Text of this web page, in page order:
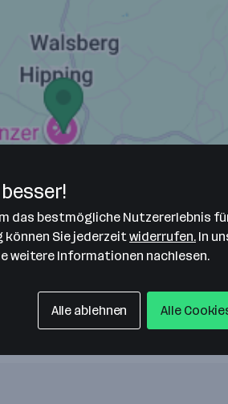
das bestmögliche Nutzererlebnis
können Sie jederzeit widerrufen. In
weitere Informationen nachlesen.
Alle ablehnen Alle